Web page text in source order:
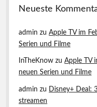
Neueste
admin zuApple TV im
Serien und Filme
InTheKnow zuApple TV
neuen Serien und Filme
admin zu
Disney+ Deal:
streamen